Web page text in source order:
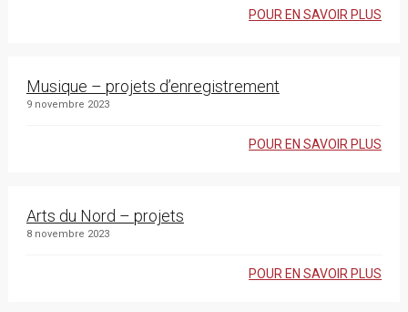
POUR EN SAVOIR PLUS
Musique – projets d’enregistrement
9 novembre 2023
POUR EN SAVOIR PLUS
Arts du Nord – projets
8 novembre 2023
POUR EN SAVOIR PLUS